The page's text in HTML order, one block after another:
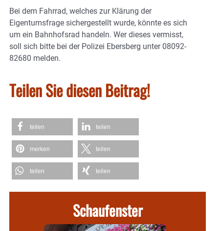
Bei dem Fahrrad, welches zur Klärung der
Eigentumsfrage sichergestellt wurde, könnte es sich
um ein Bahnhofsrad handeln. Wer dieses vermisst,
soll sich bitte bei der Polizei Ebersberg unter 08092-
82680 melden.
Teilen Sie diesen Beitrag!
teilen teilen
merken teilen
teilen teilen
Schaufenster